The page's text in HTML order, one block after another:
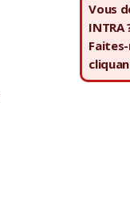
Vous
INTRA